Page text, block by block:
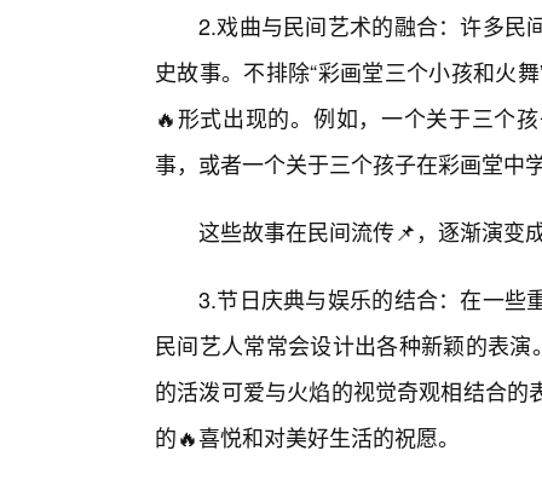
2.戏曲与民间艺术的融合：许多民
史故事。不排除“彩画堂三个小孩和火
🔥形式出现的。例如，一个关于三个
事，或者一个关于三个孩子在彩画堂中
这些故事在民间流传📌，逐渐演变
3.节日庆典与娱乐的结合：在一些
民间艺人常常会设计出各种新颖的表
的活泼可爱与火焰的视觉奇观相结合
的🔥喜悦和对美好生活的祝愿。